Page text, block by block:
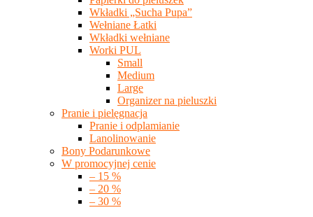
Wkładki „Sucha Pupa”
Wełniane Łatki
Wkładki wełniane
Worki PUL
Small
Medium
Large
Organizer na pieluszki
Pranie i pielęgnacja
Pranie i odplamianie
Lanolinowanie
Bony Podarunkowe
W promocyjnej cenie
– 15 %
– 20 %
– 30 %